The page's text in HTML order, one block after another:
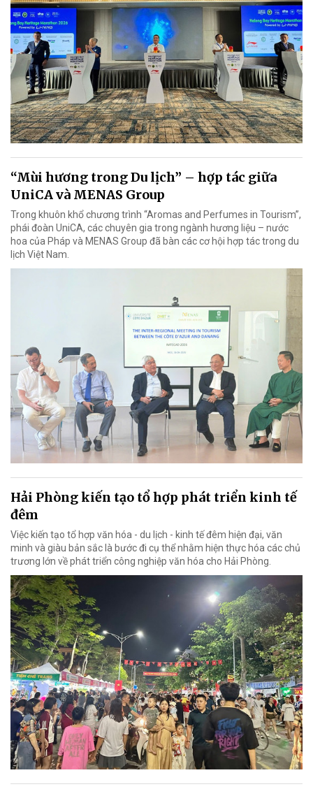
“Mùi hương trong Du lịch” – hợp tác giữa
UniCA và MENAS Group
Trong khuôn khổ chương trình “Aromas and Perfumes in Tourism”,
phái đoàn UniCA, các chuyên gia trong ngành hương liệu – nước
hoa của Pháp và MENAS Group đã bàn các cơ hội hợp tác trong du
lịch Việt Nam.
Hải Phòng kiến tạo tổ hợp phát triển kinh tế
đêm
Việc kiến tạo tổ hợp văn hóa - du lịch - kinh tế đêm hiện đại, văn
minh và giàu bản sắc là bước đi cụ thể nhằm hiện thực hóa các chủ
trương lớn về phát triển công nghiệp văn hóa cho Hải Phòng.